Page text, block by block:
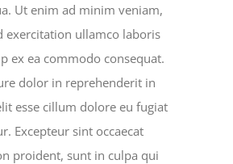
Ut enim ad minim veniam,
exercitation ullamco laboris
ex ea commodo consequat.
dolor in reprehenderit in
esse cillum dolore eu fugiat
Excepteur sint occaecat
proident, sunt in culpa qui